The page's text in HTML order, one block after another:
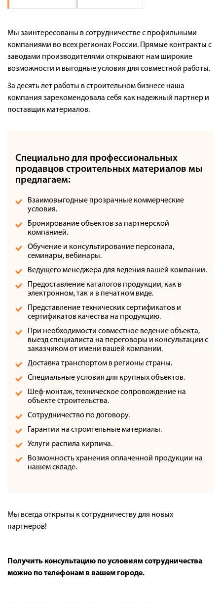
Сотрудничество
Галерея объектов
Мы заинтересованы в сотрудничестве с профильными
компаниями во всех регионах России. Прямые контракты с
заводами производителями открывают нам широкие
возможности и выгодные условия для совместной работы.
За десять лет работы в строительном бизнесе наша
компания зарекомендовала себя как надежный партнер и
поставщик материалов.
Специально для профессиональных
продавцов строительных материалов мы
предлагаем:
Взаимовыгодные прозрачные коммерческие
условия.
Бронирование объектов за партнерской
компанией.
Обучение и консультирование персонала,
семинары, вебинары.
Ведущего менеджера для ведения вашей компании.
Предоставление каталогов продукции, как в
электронном, так и в печатном виде.
Представление технических сертификатов и
сертификатов качества на продукцию.
При необходимости совместное ведение объекта,
выезд специалиста на переговоры и консультации с
заказчиком от имени вашей компании.
Доставка транспортом в регионы страны.
Специальные условия для крупных объектов.
Шеф-монтаж, техническое сопровождение на
объекте строительства.
Сотрудничество по договору.
Гарантии на строительные материалы.
Услуги распила кирпича.
Возможность хранения оплаченной продукции на
нашем складе.
Мы всегда открыты к сотрудничеству для новых
партнеров!
Получить консультацию по условиям сотрудничества
можно по телефонам в вашем городе.